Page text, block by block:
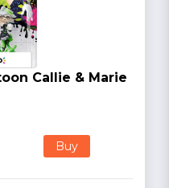
Callie & Marie
Buy